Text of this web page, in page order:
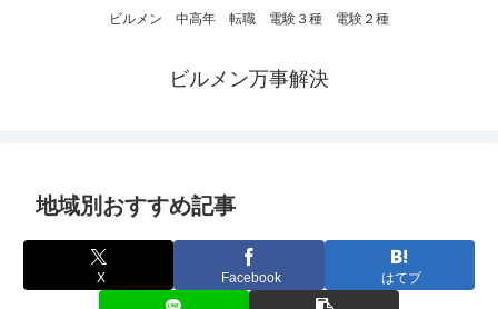
ビルメン 中高年 転職 電験３種 電験２種
ビルメン万事解決
地域別おすすめ記事
X Facebook はてブ